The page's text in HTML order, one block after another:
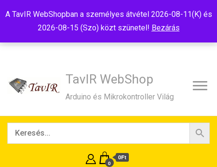
A TavIR WebShopban a személyes átvétel 2026-08-11(K) és
2026-08-15 (Szo) közt szünetel! Bezárás
TavIR WebShop
Arduino és Mikrokontroller Világ
0
0Ft